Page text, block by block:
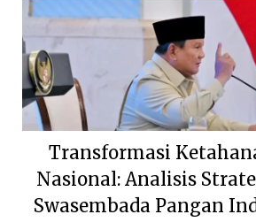
Transformasi
Nasional: Analisis
Swasembada Pangan